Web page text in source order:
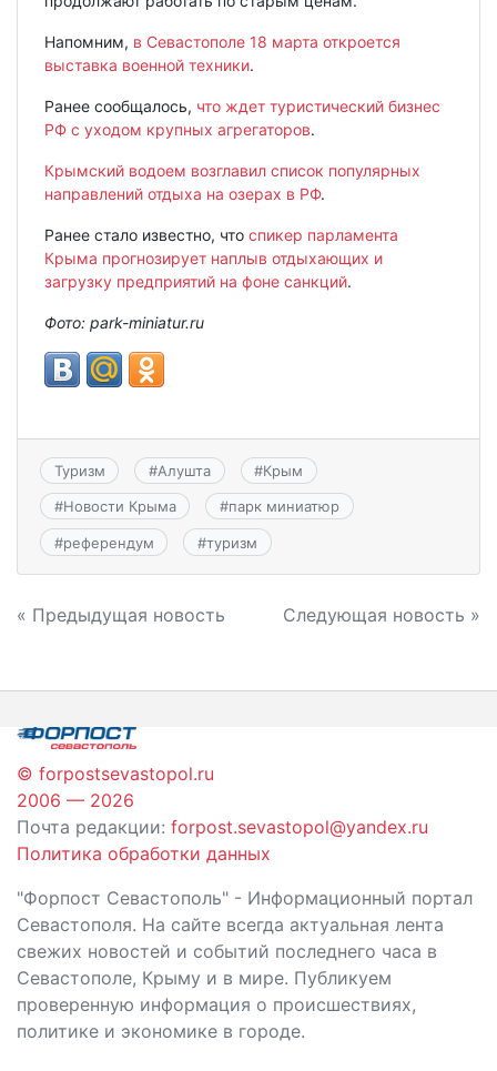
Напомним, в Севастополе 18 марта откроется
выставка военной техники.
Ранее сообщалось, что ждет туристический бизнес
РФ с уходом крупных агрегаторов.
Крымский водоем возглавил список популярных
направлений отдыха на озерах в РФ.
Ранее стало известно, что спикер парламента
Крыма прогнозирует наплыв отдыхающих и
загрузку предприятий на фоне санкций.
Фото: park-miniatur.ru
Туризм #Алушта #Крым
#Новости Крыма #парк миниатюр
#референдум #туризм
Навигация
записям
« Предыдущая новость Следующая новость »
© forpostsevastopol.ru
2006 — 2026
Почта редакции: forpost.sevastopol@yandex.ru
Политика обработки данных
"Форпост Севастополь" - Информационный портал
Севастополя. На сайте всегда актуальная лента
свежих новостей и событий последнего часа в
Севастополе, Крыму и в мире. Публикуем
проверенную информация о происшествиях,
политике и экономике в городе.